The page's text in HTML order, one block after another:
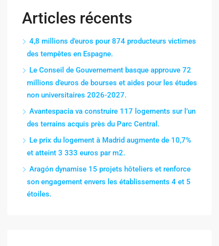
Articles récents
4,8 millions d’euros pour 874 producteurs victimes
des tempêtes en Espagne.
Le Conseil de Gouvernement basque approuve 72
millions d’euros de bourses et aides pour les études
non universitaires 2026-2027.
Avantespacia va construire 117 logements sur l’un
des terrains acquis près du Parc Central.
Le prix du logement à Madrid augmente de 10,7%
et atteint 3 333 euros par m2.
Aragón dynamise 15 projets hôteliers et renforce
son engagement envers les établissements 4 et 5
étoiles.